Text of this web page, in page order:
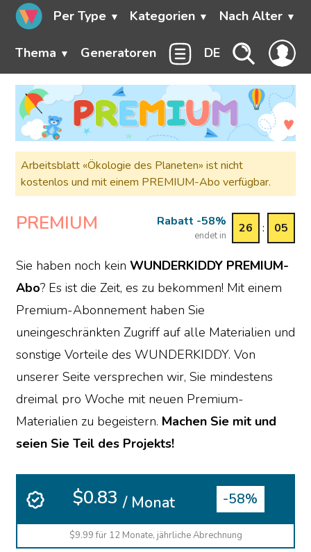
Per Type Kategorien Nach Alter
Thema Generatoren DE
Arbeitsblatt «Ökologie des Planeten» ist nicht
kostenlos und mit einem PREMIUM-Abo verfügbar.
PREMIUM Rabatt -58%
endet in
26 : 05
Sie haben noch kein WUNDERKIDDY PREMIUM-
Abo? Es ist die Zeit, es zu bekommen! Mit einem
Premium-Abonnement haben Sie
uneingeschränkten Zugriff auf alle Materialien und
sonstige Vorteile des WUNDERKIDDY. Von
unserer Seite versprechen wir, Sie mindestens
dreimal pro Woche mit neuen Premium-
Materialien zu begeistern. Machen Sie mit und
seien Sie Teil des Projekts!
$0.83 / Monat -58%
$9.99 für 12 Monate, jährliche Abrechnung